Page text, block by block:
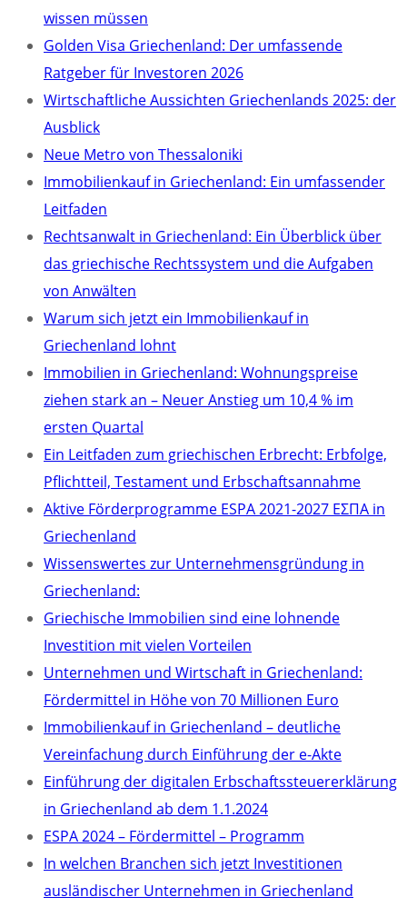
wissen müssen
Golden Visa Griechenland: Der umfassende
Ratgeber für Investoren 2026
Wirtschaftliche Aussichten Griechenlands 2025: der
Ausblick
Neue Metro von Thessaloniki
Immobilienkauf in Griechenland: Ein umfassender
Leitfaden
Rechtsanwalt in Griechenland: Ein Überblick über
das griechische Rechtssystem und die Aufgaben
von Anwälten
Warum sich jetzt ein Immobilienkauf in
Griechenland lohnt
Immobilien in Griechenland: Wohnungspreise
ziehen stark an – Neuer Anstieg um 10,4 % im
ersten Quartal
Ein Leitfaden zum griechischen Erbrecht: Erbfolge,
Pflichtteil, Testament und Erbschaftsannahme
Aktive Förderprogramme ESPA 2021-2027 ΕΣΠΑ in
Griechenland
Wissenswertes zur Unternehmensgründung in
Griechenland:
Griechische Immobilien sind eine lohnende
Investition mit vielen Vorteilen
Unternehmen und Wirtschaft in Griechenland:
Fördermittel in Höhe von 70 Millionen Euro
Immobilienkauf in Griechenland – deutliche
Vereinfachung durch Einführung der e-Akte
Einführung der digitalen Erbschaftssteuererklärung
in Griechenland ab dem 1.1.2024
ESPA 2024 – Fördermittel – Programm
In welchen Branchen sich jetzt Investitionen
ausländischer Unternehmen in Griechenland